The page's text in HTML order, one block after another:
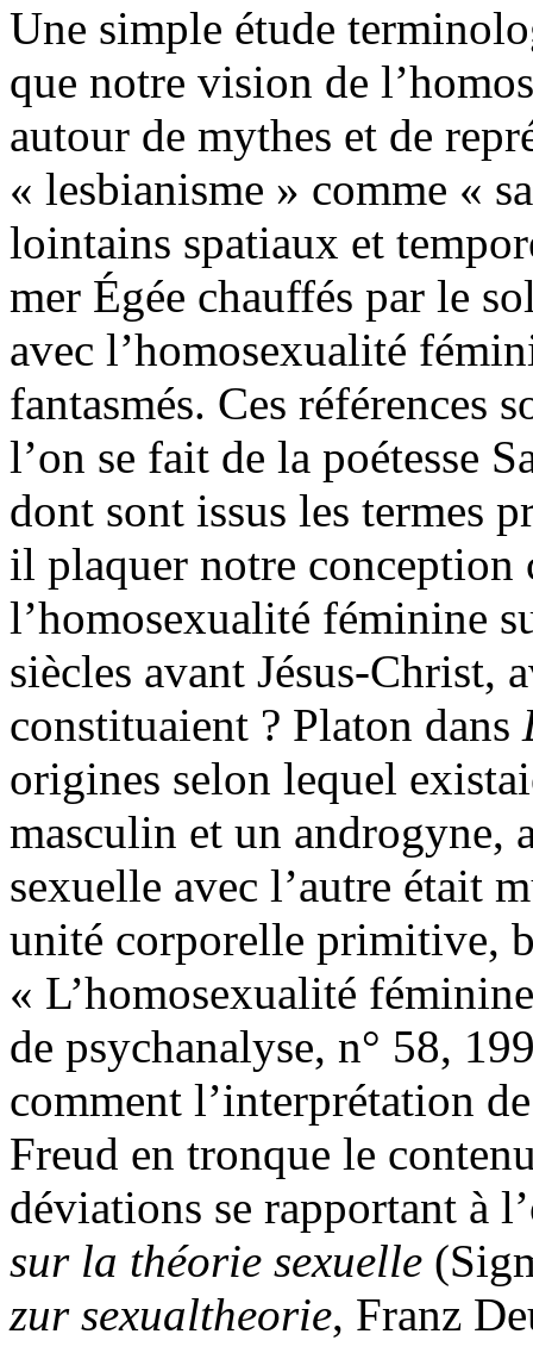
Une simple étude
que notre vision de
autour de mythes et de
« lesbianisme » comme «
lointains spatiaux et
mer Égée chauffés par le
avec l’homosexualité
fantasmés. Ces références
l’on se fait de la poétesse
dont sont issus les termes
il plaquer notre conception
l’homosexualité féminine
siècles avant Jésus-Christ,
constituaient ? Platon dans
origines selon lequel
masculin et un androgyne,
sexuelle avec l’autre était
unité corporelle primitive,
« L’homosexualité
de psychanalyse, n° 58,
comment l’interprétation
Freud en tronque le
déviations se rapportant à
sur la théorie sexuelle
zur sexualtheorie, Franz